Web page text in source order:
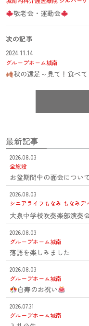
敬老会・運動会
次の記事
2024.11.14
グループホーム城南
秋の遠足～見て！食べ
最新記事
2026.08.03
全施設
お盆期間中の面会について
2026.08.03
シニアライフもなみ もなみデ
大泉中学校吹奏楽部演奏
2026.08.03
グループホーム城南
落語を楽しみました
2026.08.03
グループホーム城南
白寿のお祝い
2026.07.31
グループホーム城南